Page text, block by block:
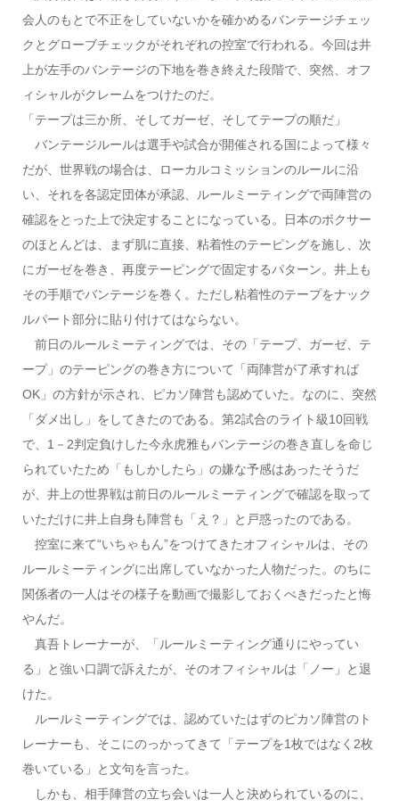
会人のもとで不正をしていないかを確かめるバンテージチェッ
クとグローブチェックがそれぞれの控室で行われる。今回は井
上が左手のバンテージの下地を巻き終えた段階で、突然、オフ
ィシャルがクレームをつけたのだ。
「テープは三か所、そしてガーゼ、そしてテープの順だ」
バンテージルールは選手や試合が開催される国によって様々
だが、世界戦の場合は、ローカルコミッションのルールに沿
い、それを各認定団体が承認、ルールミーティングで両陣営の
確認をとった上で決定することになっている。日本のボクサー
のほとんどは、まず肌に直接、粘着性のテーピングを施し、次
にガーゼを巻き、再度テーピングで固定するパターン。井上も
その手順でバンテージを巻く。ただし粘着性のテープをナック
ルパート部分に貼り付けてはならない。
前日のルールミーティングでは、その「テープ、ガーゼ、テ
ープ」のテーピングの巻き方について「両陣営が了承すれば
OK」の方針が示され、ピカソ陣営も認めていた。なのに、突然
「ダメ出し」をしてきたのである。第2試合のライト級10回戦
で、1－2判定負けした今永虎雅もバンテージの巻き直しを命じ
られていたため「もしかしたら」の嫌な予感はあったそうだ
が、井上の世界戦は前日のルールミーティングで確認を取って
いただけに井上自身も陣営も「え？」と戸惑ったのである。
控室に来て“いちゃもん”をつけてきたオフィシャルは、その
ルールミーティングに出席していなかった人物だった。のちに
関係者の一人はその様子を動画で撮影しておくべきだったと悔
やんだ。
真吾トレーナーが、「ルールミーティング通りにやってい
る」と強い口調で訴えたが、そのオフィシャルは「ノー」と退
けた。
ルールミーティングでは、認めていたはずのピカソ陣営のト
レーナーも、そこにのっかってきて「テープを1枚ではなく2枚
巻いている」と文句を言った。
しかも、相手陣営の立ち会いは一人と決められているのに、